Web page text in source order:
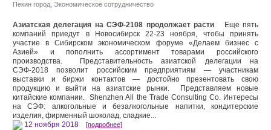
Пекин город Экономическое сотрудничество
Азиатская делегация на СЭФ-2108 продолжает расти
Еще пять
компаний приедут в Новосибирск 22-23 ноября, чтобы принять
участие в Сибирском экономическом форуме «Делаем бизнес с
Азией» и пополнить ассортимент товарами российского
производства. Представительность азиатской делегации на
СЭФ-2018 позволит российским предприятиям ― участникам
выставки и биржи контактов — достойно презентовать свою
продукцию и выйти на азиатские рынки. Представляем новые
китайские компании. Shenzhen All the Trade Consulting Co. Интересы
на СЭФ: алкогольные и безалкогольные напитки, кондитерские
изделия, фирменный шоколад, сладкие...
12 ноября 2018 [подробнее]